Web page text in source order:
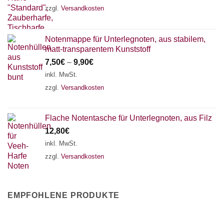
zzgl. Versandkosten
Notenmappe für Unterlegnoten, aus stabilem,
matt-transparentem Kunststoff
7,50€ – 9,90€
inkl. MwSt.
zzgl. Versandkosten
Flache Notentasche für Unterlegnoten, aus Filz
12,80€
inkl. MwSt.
zzgl. Versandkosten
EMPFOHLENE PRODUKTE